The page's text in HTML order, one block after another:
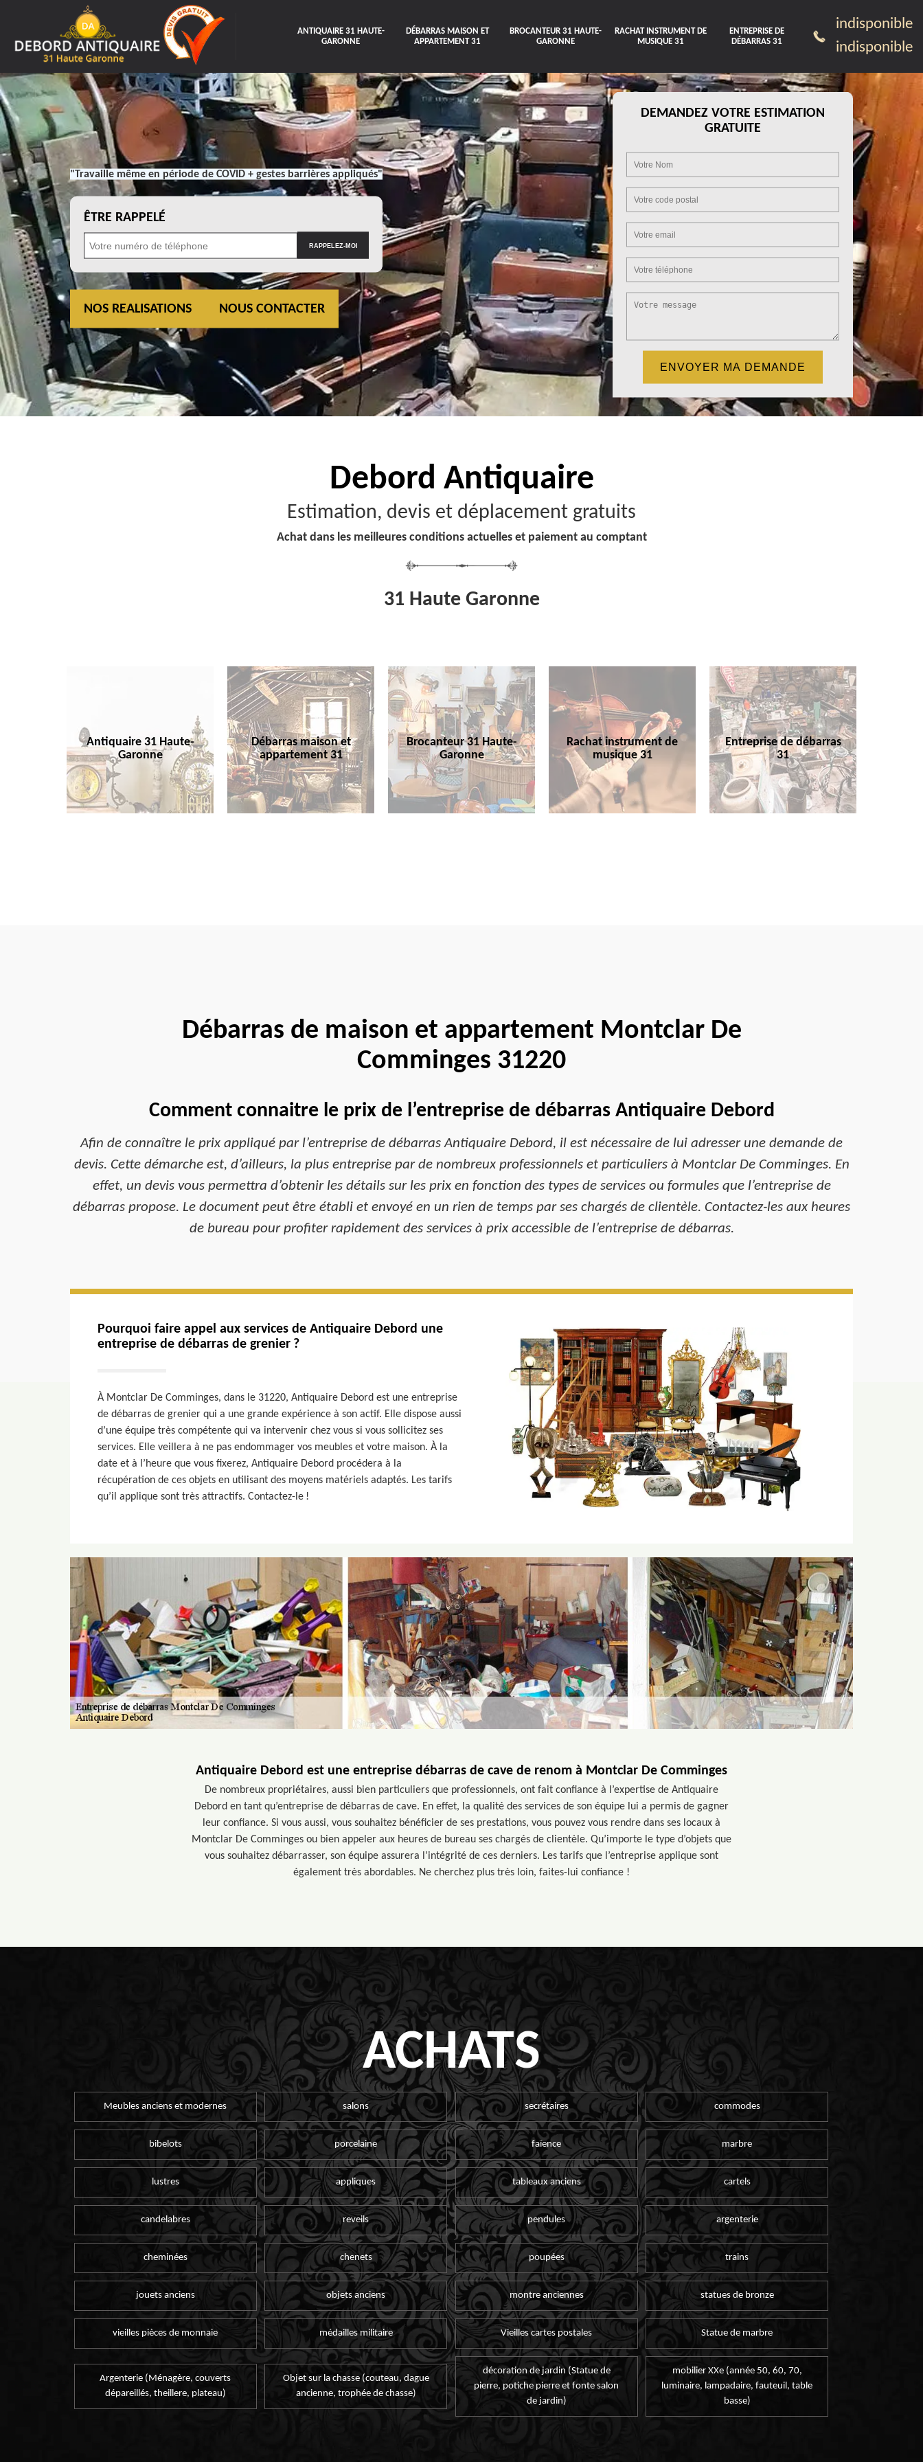
ANTIQUAIRE 31 HAUTE-
GARONNE
DÉBARRAS MAISON ET
APPARTEMENT 31
BROCANTEUR 31 HAUTE-
GARONNE
RACHAT INSTRUMENT DE
MUSIQUE 31
ENTREPRISE DE
DÉBARRAS 31
indisponible
indisponible
"Travaille même en période de COVID + gestes barrières appliqués"
ÊTRE RAPPELÉ
NOS REALISATIONS NOUS CONTACTER
DEMANDEZ VOTRE ESTIMATION
GRATUITE
Debord Antiquaire
Estimation, devis et déplacement gratuits
Achat dans les meilleures conditions actuelles et paiement au comptant
31 Haute Garonne
Antiquaire 31 Haute-
Garonne
Débarras maison et
appartement 31
Brocanteur 31 Haute-
Garonne
Rachat instrument de
musique 31
Entreprise de débarras
31
Débarras de maison et appartement Montclar De
Comminges 31220
Comment connaitre le prix de l’entreprise de débarras Antiquaire Debord
Afin de connaître le prix appliqué par l’entreprise de débarras Antiquaire Debord, il est nécessaire de lui adresser une demande de
devis. Cette démarche est, d’ailleurs, la plus entreprise par de nombreux professionnels et particuliers à Montclar De Comminges. En
effet, un devis vous permettra d’obtenir les détails sur les prix en fonction des types de services ou formules que l’entreprise de
débarras propose. Le document peut être établi et envoyé en un rien de temps par ses chargés de clientèle. Contactez-les aux heures
de bureau pour profiter rapidement des services à prix accessible de l’entreprise de débarras.
Pourquoi faire appel aux services de Antiquaire Debord une
entreprise de débarras de grenier ?
À Montclar De Comminges, dans le 31220, Antiquaire Debord est une entreprise
de débarras de grenier qui a une grande expérience à son actif. Elle dispose aussi
d’une équipe très compétente qui va intervenir chez vous si vous sollicitez ses
services. Elle veillera à ne pas endommager vos meubles et votre maison. À la
date et à l’heure que vous fixerez, Antiquaire Debord procédera à la
récupération de ces objets en utilisant des moyens matériels adaptés. Les tarifs
qu’il applique sont très attractifs. Contactez-le !
Antiquaire Debord est une entreprise débarras de cave de renom à Montclar De Comminges
De nombreux propriétaires, aussi bien particuliers que professionnels, ont fait confiance à l’expertise de Antiquaire
Debord en tant qu’entreprise de débarras de cave. En effet, la qualité des services de son équipe lui a permis de gagner
leur confiance. Si vous aussi, vous souhaitez bénéficier de ses prestations, vous pouvez vous rendre dans ses locaux à
Montclar De Comminges ou bien appeler aux heures de bureau ses chargés de clientèle. Qu’importe le type d’objets que
vous souhaitez débarrasser, son équipe assurera l’intégrité de ces derniers. Les tarifs que l’entreprise applique sont
également très abordables. Ne cherchez plus très loin, faites-lui confiance !
ACHATS
Meubles anciens et modernes salons secrétaires commodes
bibelots porcelaine faïence marbre
lustres appliques tableaux anciens cartels
candelabres reveils pendules argenterie
cheminées chenets poupées trains
jouets anciens objets anciens montre anciennes statues de bronze
vieilles pièces de monnaie médailles militaire Vieilles cartes postales Statue de marbre
Argenterie (Ménagère, couverts
dépareillés, theillere, plateau)
Objet sur la chasse (couteau, dague
ancienne, trophée de chasse)
décoration de jardin (Statue de
pierre, potiche pierre et fonte salon
de jardin)
mobilier XXe (année 50, 60, 70,
luminaire, lampadaire, fauteuil, table
basse)